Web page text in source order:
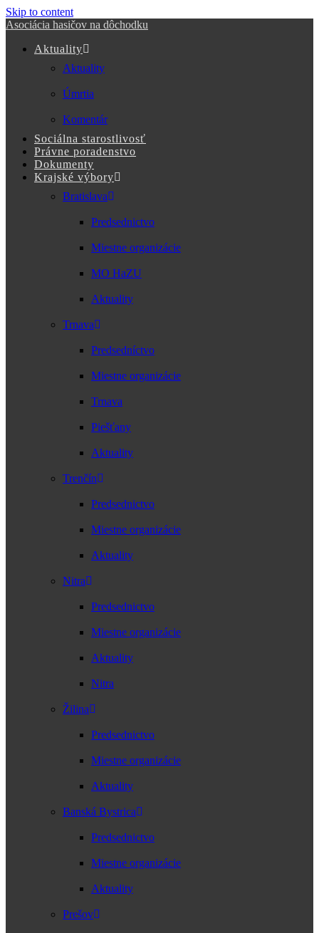
Skip to content
Asociácia hasičov na dôchodku
Aktuality
Aktuality
Úmrtia
Komentár
Sociálna starostlivosť
Právne poradenstvo
Dokumenty
Krajské výbory
Bratislava
Predsednictvo
Miestne organizácie
MO HaZU
Aktuality
Trnava
Predsedníctvo
Miestne organizácie
Trnava
Piešťany
Aktuality
Trenčín
Predsednictvo
Miestne organizácie
Aktuality
Nitra
Predsednictvo
Miestne organizácie
Aktuality
Nitra
Žilina
Predsednictvo
Miestne organizácie
Aktuality
Banská Bystrica
Predsednictvo
Miestne organizácie
Aktuality
Prešov